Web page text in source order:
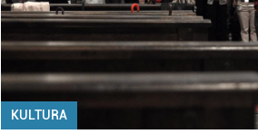
KULTURA